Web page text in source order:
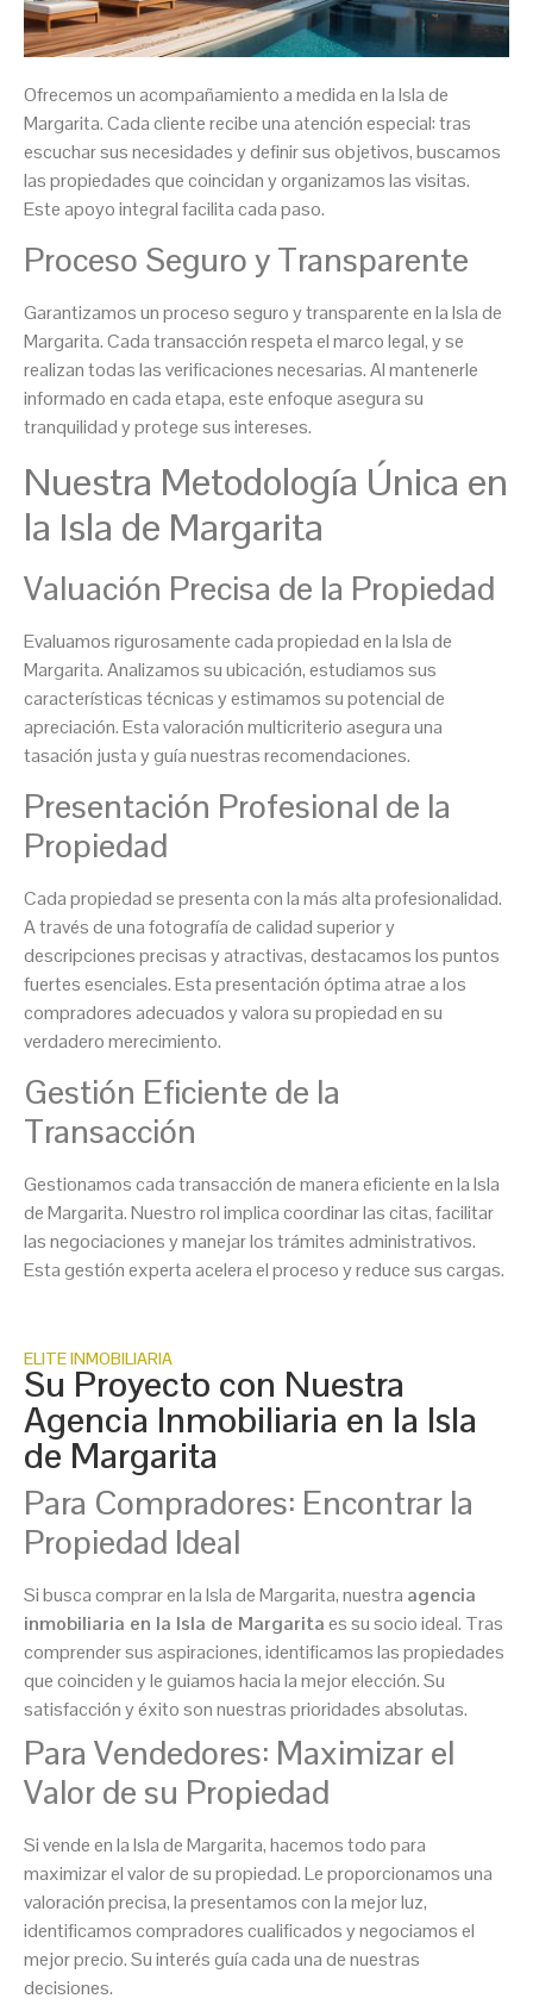
Ofrecemos un acompañamiento a medida en la Isla de
Margarita. Cada cliente recibe una atención especial: tras
escuchar sus necesidades y definir sus objetivos, buscamos
las propiedades que coincidan y organizamos las visitas.
Este apoyo integral facilita cada paso.
Proceso Seguro y Transparente
Garantizamos un proceso seguro y transparente en la Isla de
Margarita. Cada transacción respeta el marco legal, y se
realizan todas las verificaciones necesarias. Al mantenerle
informado en cada etapa, este enfoque asegura su
tranquilidad y protege sus intereses.
Nuestra Metodología Única en
la Isla de Margarita
Valuación Precisa de la Propiedad
Evaluamos rigurosamente cada propiedad en la Isla de
Margarita. Analizamos su ubicación, estudiamos sus
características técnicas y estimamos su potencial de
apreciación. Esta valoración multicriterio asegura una
tasación justa y guía nuestras recomendaciones.
Presentación Profesional de la
Propiedad
Cada propiedad se presenta con la más alta profesionalidad.
A través de una fotografía de calidad superior y
descripciones precisas y atractivas, destacamos los puntos
fuertes esenciales. Esta presentación óptima atrae a los
compradores adecuados y valora su propiedad en su
verdadero merecimiento.
Gestión Eficiente de la
Transacción
Gestionamos cada transacción de manera eficiente en la Isla
de Margarita. Nuestro rol implica coordinar las citas, facilitar
las negociaciones y manejar los trámites administrativos.
Esta gestión experta acelera el proceso y reduce sus cargas.
ELITE INMOBILIARIA
Su Proyecto con Nuestra
Agencia Inmobiliaria en la Isla
de Margarita
Para Compradores: Encontrar la
Propiedad Ideal
Si busca comprar en la Isla de Margarita, nuestra agencia
inmobiliaria en la Isla de Margaritaes su socio ideal. Tras
comprender sus aspiraciones, identificamos las propiedades
que coinciden y le guiamos hacia la mejor elección. Su
satisfacción y éxito son nuestras prioridades absolutas.
Para Vendedores: Maximizar el
Valor de su Propiedad
Si vende en la Isla de Margarita, hacemos todo para
maximizar el valor de su propiedad. Le proporcionamos una
valoración precisa, la presentamos con la mejor luz,
identificamos compradores cualificados y negociamos el
mejor precio. Su interés guía cada una de nuestras
decisiones.